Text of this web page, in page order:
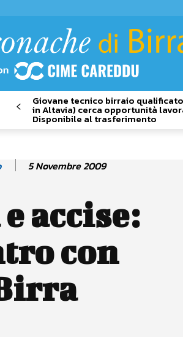
Giovane tecnico birraio
in Altavia) cerca opportunità
Disponibile al trasferimento
5 Novembre 2009
accise:
con